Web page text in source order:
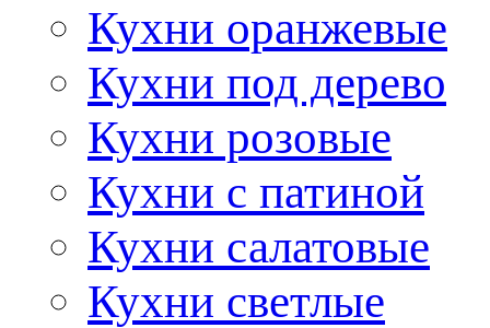
Кухни оранжевые
Кухни под дерево
Кухни розовые
Кухни с патиной
Кухни салатовые
Кухни светлые